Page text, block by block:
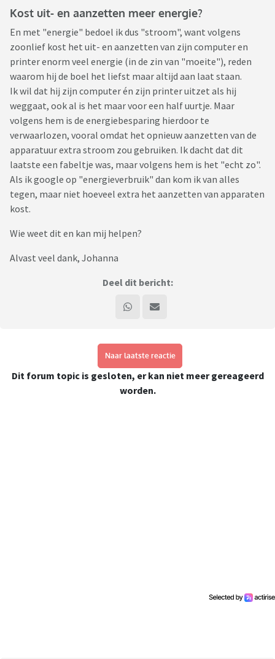
Kost uit- en aanzetten meer energie?
En met "energie" bedoel ik dus "stroom", want volgens
zoonlief kost het uit- en aanzetten van zijn computer en
printer enorm veel energie (in de zin van "moeite"), reden
waarom hij de boel het liefst maar altijd aan laat staan.
Ik wil dat hij zijn computer én zijn printer uitzet als hij
weggaat, ook al is het maar voor een half uurtje. Maar
volgens hem is de energiebesparing hierdoor te
verwaarlozen, vooral omdat het opnieuw aanzetten van de
apparatuur extra stroom zou gebruiken. Ik dacht dat dit
laatste een fabeltje was, maar volgens hem is het "echt zo".
Als ik google op "energieverbruik" dan kom ik van alles
tegen, maar niet hoeveel extra het aanzetten van apparaten
kost.
Wie weet dit en kan mij helpen?
Alvast veel dank, Johanna
Deel dit bericht:
Naar laatste reactie
Dit forum topic is gesloten, er kan niet meer gereageerd
worden.